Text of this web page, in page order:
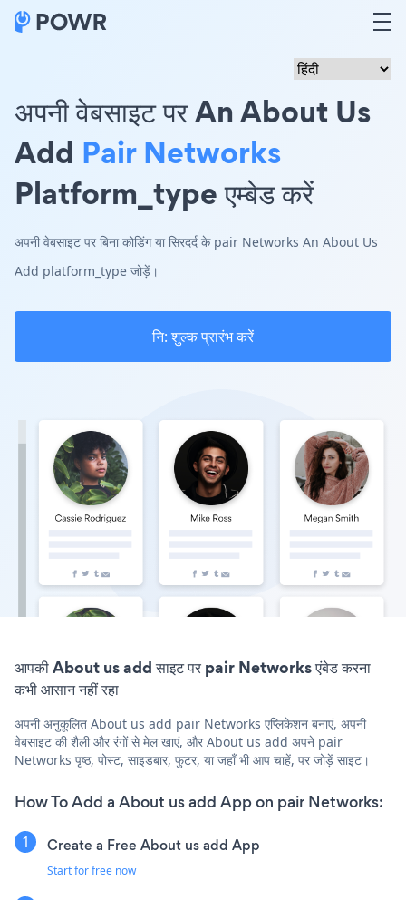
अपनी वेबसाइट पर An About Us
Add Pair Networks
Platform_type एम्बेड करें
अपनी वेबसाइट पर बिना कोडिंग या सिरदर्द के pair Networks An About Us
Add platform_type जोड़ें।
नि: शुल्क प्रारंभ करें
आपकी About us add साइट पर pair Networks एंबेड करना
कभी आसान नहीं रहा
अपनी अनुकूलित About us add pair Networks एप्लिकेशन बनाएं, अपनी
वेबसाइट की शैली और रंगों से मेल खाएं, और About us add अपने pair
Networks पृष्ठ, पोस्ट, साइडबार, फुटर, या जहाँ भी आप चाहें, पर जोड़ें साइट।
How To Add a About us add App on pair Networks:
Create a Free About us add App
Start for free now